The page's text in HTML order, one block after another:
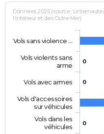
Données 2025 (source :
l'Intérieur et des Outre-Mer)
0
0
0
Vols sans violence …
Vols violents sans
arme
Vols avec armes
Vols d'accessoires
sur véhicules
Vols dans les
véhicules